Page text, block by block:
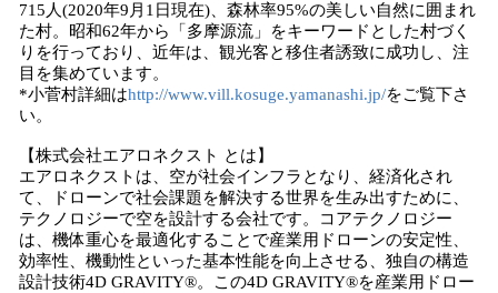
715人(2020年9月1日現在)、森林率95%の美しい自然に囲まれ
た村。昭和62年から「多摩源流」をキーワードとした村づく
りを行っており、近年は、観光客と移住者誘致に成功し、注
目を集めています。
*小菅村詳細はhttp://www.vill.kosuge.yamanashi.jp/をご覧下さ
い。
【株式会社エアロネクスト とは】
エアロネクストは、空が社会インフラとなり、経済化され
て、ドローンで社会課題を解決する世界を生み出すために、
テクノロジーで空を設計する会社です。コアテクノロジー
は、機体重心を最適化することで産業用ドローンの安定性、
効率性、機動性といった基本性能を向上させる、独自の構造
設計技術4D GRAVITY®︎。この4D GRAVITY®︎を産業用ドロー